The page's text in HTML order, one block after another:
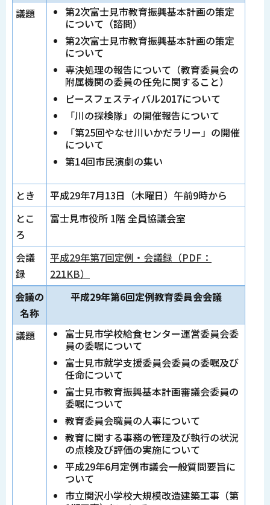
議題
第2次富士見市教育振興基本計画の策定
について（諮問）
第2次富士見市教育振興基本計画の策定
について
専決処理の報告について（教育委員会の
附属機関の委員の任免に関すること）
ピースフェスティバル2017について
「川の探検隊」の開催報告について
「第25回やなせ川いかだラリー」の開催
について
第14回市民演劇の集い
とき
平成29年7月13日（木曜日）午前9時から
とこ
ろ
富士見市役所 1階 全員協議会室
会議
録
平成29年第7回定例・会議録（PDF：
221KB）
会議の
名称
平成29年第6回定例教育委員会会議
議題
富士見市学校給食センター運営委員会委
員の委嘱について
富士見市就学支援委員会委員の委嘱及び
任命について
富士見市教育振興基本計画審議会委員の
委嘱について
教育委員会職員の人事について
教育に関する事務の管理及び執行の状況
の点検及び評価の実施について
平成29年6月定例市議会一般質問要旨に
ついて
市立関沢小学校大規模改造建築工事（第